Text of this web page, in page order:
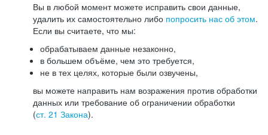
Вы в любой момент можете исправить свои данные,
удалить их самостоятельно либо попросить нас об этом.
Если вы считаете, что мы:
обрабатываем данные незаконно,
в большем объёме, чем это требуется,
не в тех целях, которые были озвучены,
вы можете направить нам возражения против обработки
данных или требование об ограничении обработки
(ст. 21 Закона).